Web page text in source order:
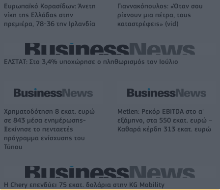
Ευρωπαϊκό Κορασίδων: Άνετη
νίκη της Ελλάδας στην
πρεμιέρα, 78-36 την Ιρλανδία
Γιαννακόπουλος: «Όταν σου
ρίχνουν μια πέτρα, τους
καταστρέφεις» (vid)
ΕΛΣΤΑΤ: Στο 3,4% υποχώρησε ο πληθωρισμός τον Ιούλιο
Χρηματοδότηση 8 εκατ. ευρώ
σε 843 μέσα ενημέρωσης-
Ξεκίνησε το πενταετές
πρόγραμμα ενίσχυσης του
Τύπου
Metlen: Ρεκόρ EBITDA στο α'
εξάμηνο, στα 550 εκατ. ευρώ –
Καθαρά κέρδη 313 εκατ. ευρώ
Η Chery επενδύει 75 εκατ. δολάρια στην KG Mobility